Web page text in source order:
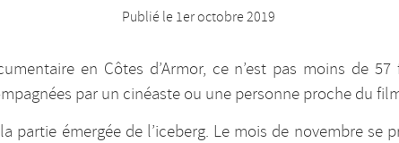
Publié le 1er octobre 2019
en Côtes d’Armor, ce n’est pas moins de
par un cinéaste ou une personne proche du
partie émergée de l’iceberg. Le mois de novembre se